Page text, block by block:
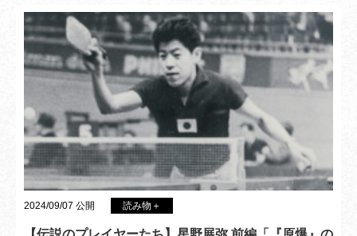
2024/09/07 公開 読み物＋